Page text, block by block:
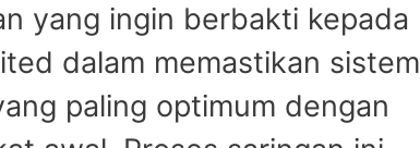
yang ingin berbakti kepada
dalam memastikan sistem
paling optimum dengan